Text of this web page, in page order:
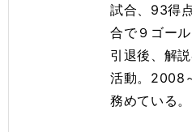
試合、93得
合で９ゴー
引退後、解
活動。2008
務めている。